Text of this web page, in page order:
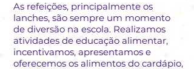
As refeições, principalmente os
lanches, são sempre um momento
de diversão na escola. Realizamos
atividades de educação alimentar,
incentivamos, apresentamos e
oferecemos os alimentos do cardápio,